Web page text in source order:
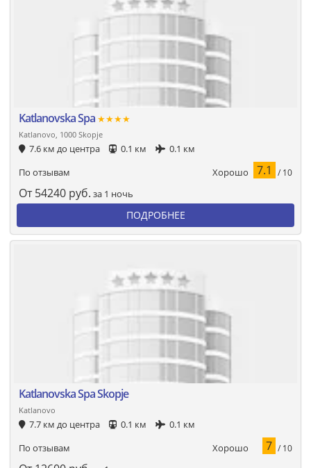
Katlanovska Spa ★★★★
Katlanovo, 1000 Skopje
7.6 км до центра 0.1 км
0.1 км
По отзывам
Хорошо 7.1 / 10
От 54240 руб. за 1 ночь
ПОДРОБНЕЕ
Katlanovska Spa Skopje
Katlanovo
7.7 км до центра 0.1 км
0.1 км
По отзывам
Хорошо 7 / 10